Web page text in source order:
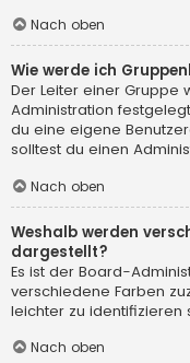
Nach oben
Wie werde ich
Der Leiter einer
Administration
du eine eigene
solltest du einen
Nach oben
Weshalb werden
dargestellt?
Es ist der Board-
verschiedene Farben
leichter zu identifizieren
Nach oben